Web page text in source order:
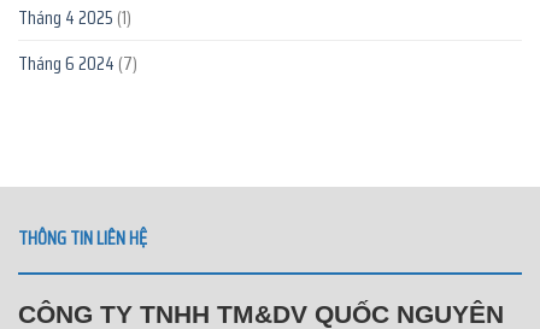
Tháng 4 2025 (1)
Tháng 6 2024 (7)
THÔNG TIN LIÊN HỆ
CÔNG TY TNHH TM&DV QUỐC NGUYÊN